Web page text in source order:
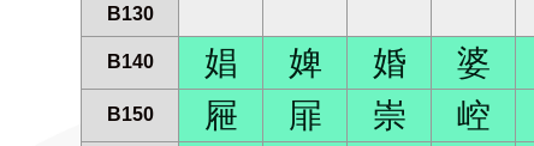
B130
B140 娼 婢 婚 婆
B150 屜 屝 崇 崆